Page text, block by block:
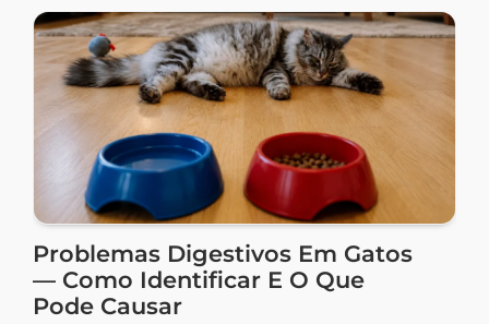
Problemas Digestivos Em Gatos
— Como Identificar E O Que
Pode Causar